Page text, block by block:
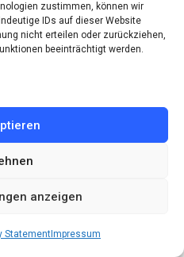
zustimmen, können wir
IDs auf dieser Website
nicht erteilen oder zurückziehen,
beeinträchtigt werden.
anzeigen
Statement Impressum